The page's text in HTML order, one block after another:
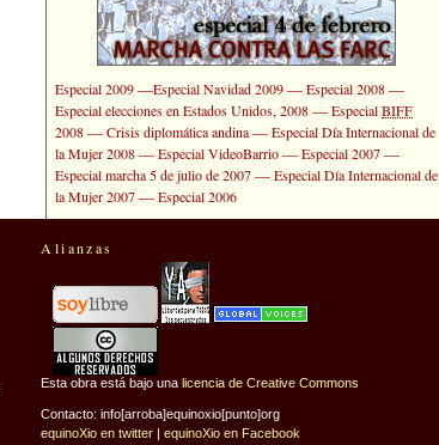
Especial 2009—Especial Navidad 2009—Especial 2008—
Especial elecciones en Estados Unidos, 2008—EspecialBIFF
2008—Crisis diplomática andina—Especial Día Internacional de
la Mujer 2008—Especial VideoBarrio—Especial 2007—
Especial marcha 5 de julio de 2007—Especial Día Internacional de
la Mujer 2007—Especial 2006
Alianzas
Esta obra está bajo una licencia de Creative Commons
Contacto: info[arroba]equinoxio[punto]org
equinoXio en twitter |equinoXio en Facebook